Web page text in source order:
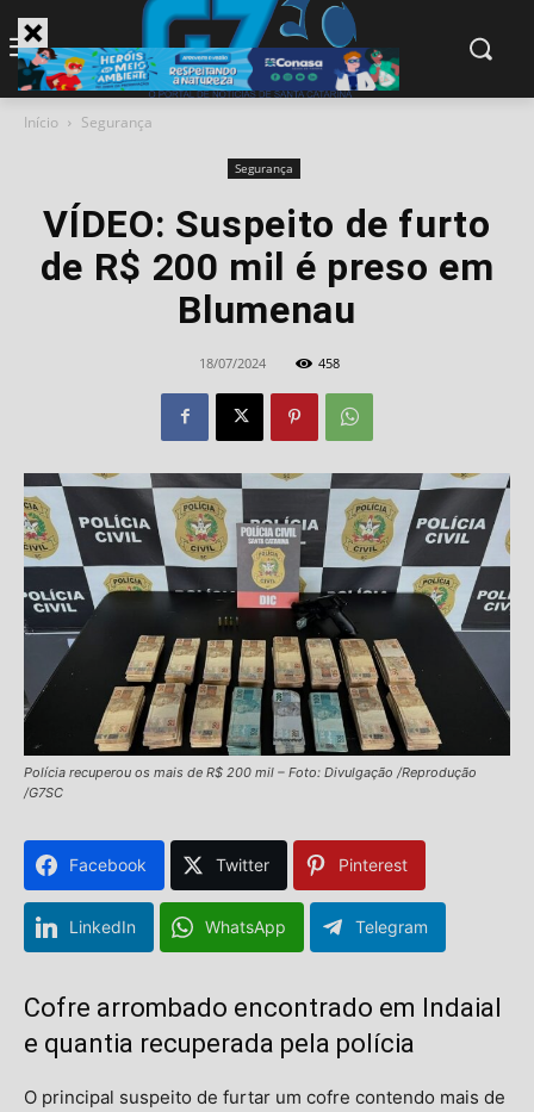
Início Segurança
Segurança
VÍDEO: Suspeito de furto
de R$ 200 mil é preso em
Blumenau
18/07/2024 458
Polícia recuperou os mais de R$ 200 mil – Foto: Divulgação /Reprodução
/G7SC
Facebook Twitter Pinterest
LinkedIn WhatsApp Telegram
Cofre arrombado encontrado em Indaial
e quantia recuperada pela polícia
O principal suspeito de furtar um cofre contendo mais de
modal-check